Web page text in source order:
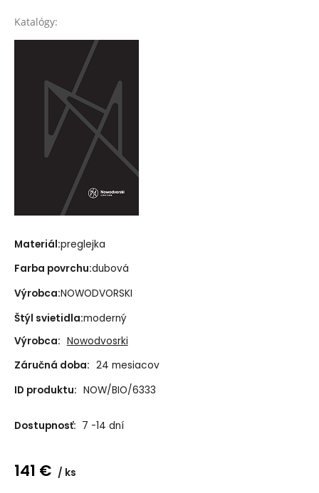
Katalógy:
Materiál:preglejka
Farba povrchu:dubová
Výrobca:NOWODVORSKI
Štýl svietidla:moderný
Výrobca: Nowodvosrki
Záručná doba: 24 mesiacov
ID produktu: NOW/BIO/6333
Dostupnosť: 7 -14 dní
141 € ks